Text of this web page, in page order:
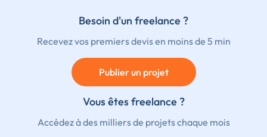
Besoin d'un freelance ?
Recevez vos premiers devis en moins de 5 min
Publier un projet
Vous êtes freelance ?
Accédez à des milliers de projets chaque mois